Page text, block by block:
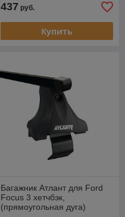
437 руб.
Купить
Багажник Атлант для Ford
Focus 3 хетчбэк,
(прямоугольная дуга)